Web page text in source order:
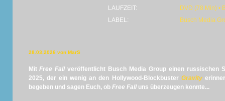
LAUFZEIT:
DVD (78 Min) •
LABEL:
Busch Media
28.03.2026 von MarS
MitFree Fall veröffentlicht Busch Media Group einen russischen
2025, der ein wenig an den Hollywood-Blockbuster Gravity
begeben und sagen Euch, ob Free Falluns überzeugen konnte...